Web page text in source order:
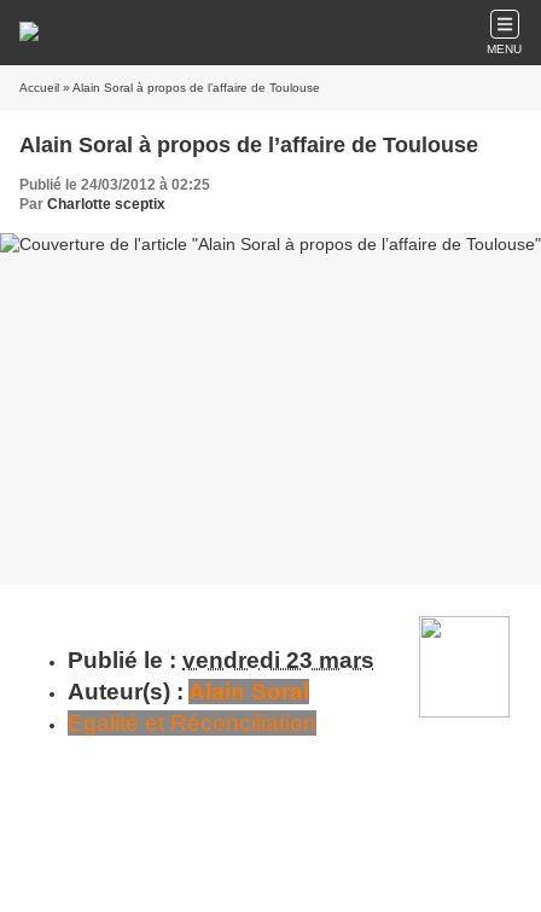
MENU
Accueil » Alain Soral à propos de l’affaire de Toulouse
Alain Soral à propos de l’affaire de Toulouse
Publié le 24/03/2012 à 02:25
Par Charlotte sceptix
Publié le : vendredi 23 mars
Auteur(s) : Alain Soral
Egalité et Réconciliation